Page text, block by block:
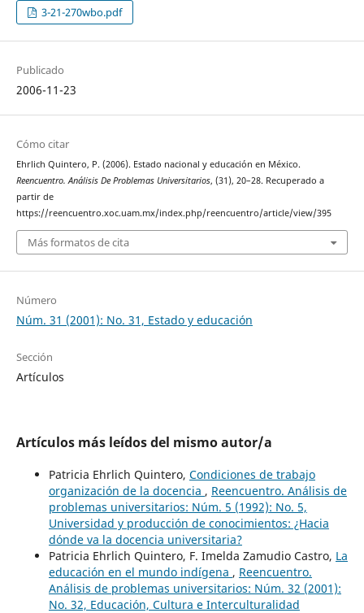
3-21-270wbo.pdf
Publicado
2006-11-23
Cómo citar
Ehrlich Quintero, P. (2006). Estado nacional y educación en México.
Reencuentro. Análisis De Problemas Universitarios, (31), 20–28. Recuperado a
partir de
https://reencuentro.xoc.uam.mx/index.php/reencuentro/article/view/395
Más formatos de cita
Número
Núm. 31 (2001): No. 31, Estado y educación
Sección
Artículos
Artículos más leídos del mismo autor/a
Patricia Ehrlich Quintero, Condiciones de trabajo
organización de la docencia , Reencuentro. Análisis de
problemas universitarios: Núm. 5 (1992): No. 5,
Universidad y producción de conocimientos: ¿Hacia
dónde va la docencia universitaria?
Patricia Ehrlich Quintero, F. Imelda Zamudio Castro, La
educación en el mundo indígena , Reencuentro.
Análisis de problemas universitarios: Núm. 32 (2001):
No. 32, Educación, Cultura e Interculturalidad